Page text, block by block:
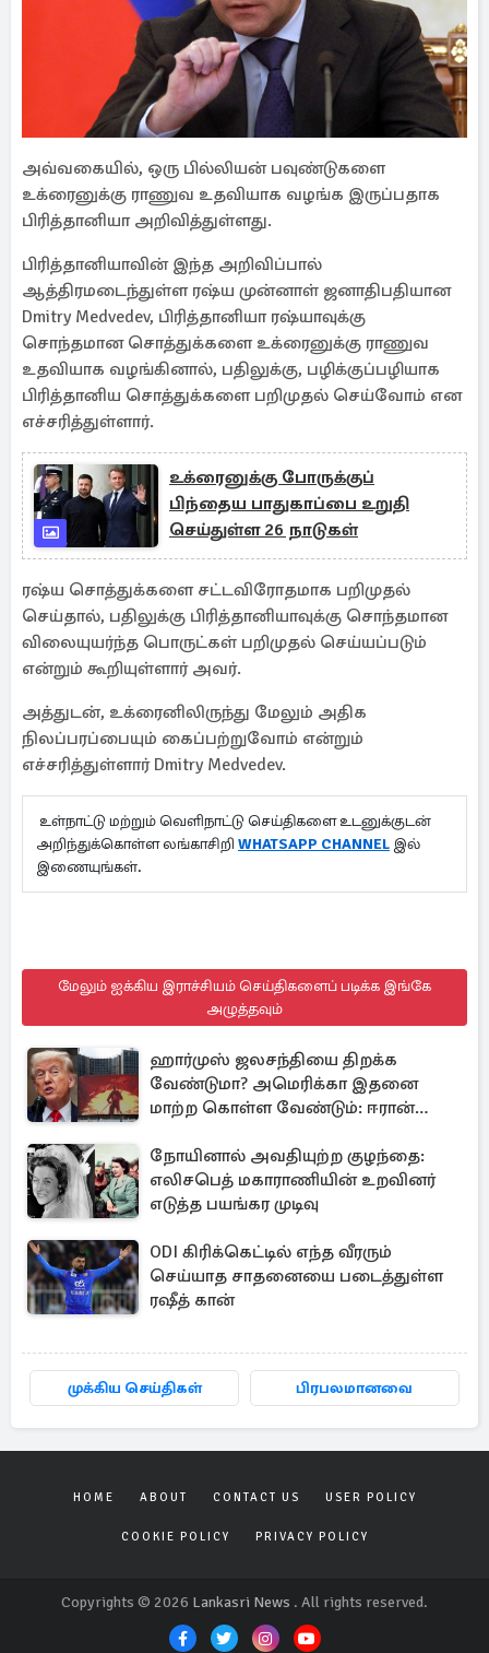
அவ்வகையில், ஒரு பில்லியன் பவுண்டுகளை
உக்ரைனுக்கு ராணுவ உதவியாக வழங்க இருப்பதாக
பிரித்தானியா அறிவித்துள்ளது.
பிரித்தானியாவின் இந்த அறிவிப்பால்
ஆத்திரமடைந்துள்ள ரஷ்ய முன்னாள் ஜனாதிபதியான
Dmitry Medvedev, பிரித்தானியா ரஷ்யாவுக்கு
சொந்தமான சொத்துக்களை உக்ரைனுக்கு ராணுவ
உதவியாக வழங்கினால், பதிலுக்கு, பழிக்குப்பழியாக
பிரித்தானிய சொத்துக்களை பறிமுதல் செய்வோம் என
எச்சரித்துள்ளார்.
உக்ரைனுக்கு போருக்குப்
பிந்தைய பாதுகாப்பை உறுதி
செய்துள்ள 26 நாடுகள்
ரஷ்ய சொத்துக்களை சட்டவிரோதமாக பறிமுதல்
செய்தால், பதிலுக்கு பிரித்தானியாவுக்கு சொந்தமான
விலையுயர்ந்த பொருட்கள் பறிமுதல் செய்யப்படும்
என்றும் கூறியுள்ளார் அவர்.
அத்துடன், உக்ரைனிலிருந்து மேலும் அதிக
நிலப்பரப்பையும் கைப்பற்றுவோம் என்றும்
எச்சரித்துள்ளார் Dmitry Medvedev.
உள்நாட்டு மற்றும் வெளிநாட்டு செய்திகளை உடனுக்குடன்
அறிந்துக்கொள்ள லங்காசிறி WHATSAPP CHANNEL இல்
இணையுங்கள்.
மேலும் ஐக்கிய இராச்சியம் செய்திகளைப் படிக்க இங்கே
அழுத்தவும்
ஹார்முஸ் ஜலசந்தியை திறக்க
வேண்டுமா? அமெரிக்கா இதனை
மாற்ற கொள்ள வேண்டும்: ஈரான்
நோயினால் அவதியுற்ற குழந்தை:
எலிசபெத் மகாராணியின் உறவினர்
எடுத்த பயங்கர முடிவு
ODI கிரிக்கெட்டில் எந்த வீரரும்
செய்யாத சாதனையை படைத்துள்ள
ரஷீத் கான்
முக்கிய செய்திகள் பிரபலமானவை
HOME ABOUT CONTACT US USER POLICY
COOKIE POLICY PRIVACY POLICY
Copyrights © 2026 Lankasri News . All rights reserved.